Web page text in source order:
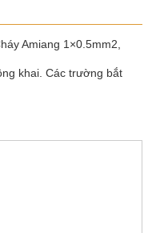
Amiang 1×0.5mm2,
khai. Các trường bắt